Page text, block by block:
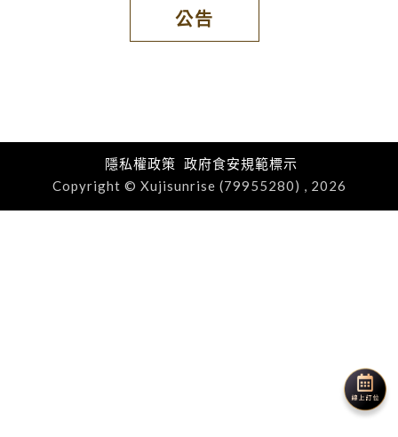
公告
隱私權政策 政府食安規範標示
Copyright © Xujisunrise (79955280) , 2026